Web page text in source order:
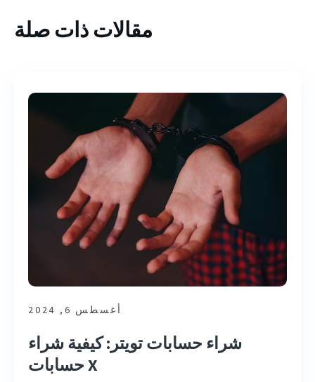
مقالات ذات صلة
أغسطس 6, 2024
شراء حسابات تويتر: كيفية شراء
حسابات X